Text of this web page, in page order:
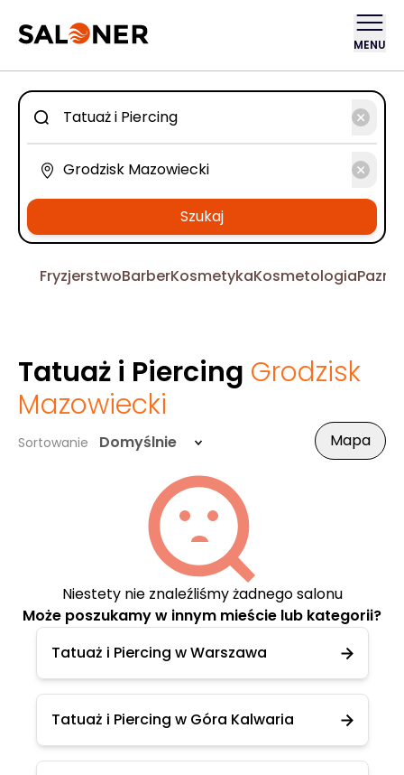
MENU
Szukaj
FryzjerstwoBarberKosmetykaKosmetologia
Tatuaż i Piercing Grodzisk
Mazowiecki
Sortowanie Domyślnie Mapa
Niestety nie znaleźliśmy żadnego salonu
Może poszukamy w innym mieście lub kategorii?
Tatuaż i Piercing w Warszawa
Tatuaż i Piercing w Góra Kalwaria